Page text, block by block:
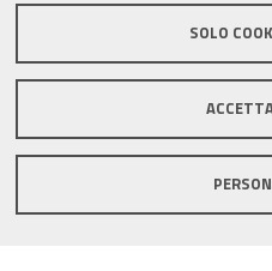
SOLO
Informativa generale
Accessibilità
Note legali
Informativa estesa sui